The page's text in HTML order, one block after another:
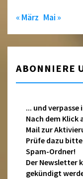
« März Mai »
ABONNIERE
... und verpasse
Nach dem Klick
Mail zur
Prüfe dazu
Spam-Ordner!
Der Newsletter
gekündigt